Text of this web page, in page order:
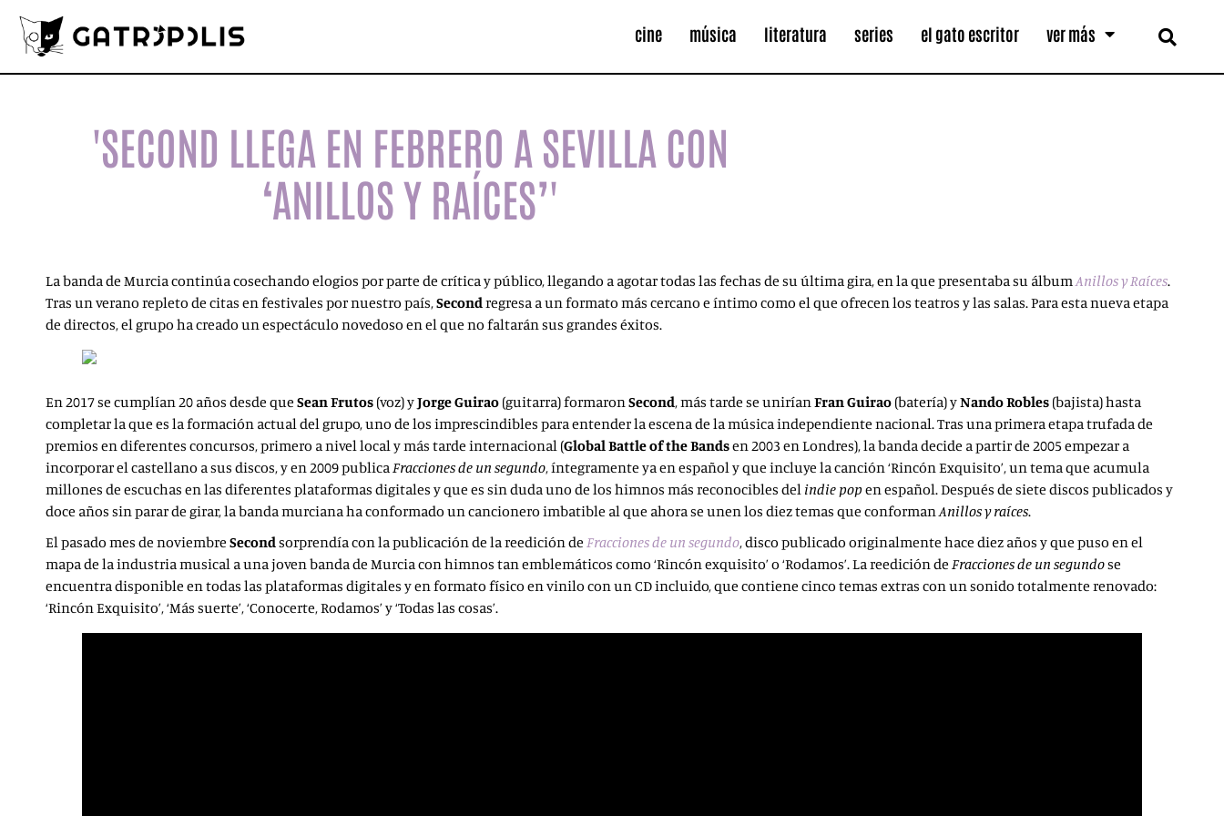
cine música literatura series el gato escritor ver más
'SECOND LLEGA EN FEBRERO A SEVILLA CON
‘ANILLOS Y RAÍCES’'
La banda de Murcia continúa cosechando elogios por parte de crítica y público, llegando a agotar todas las fechas de su última gira, en la que presentaba su álbumAnillos y Raíces.
Tras un verano repleto de citas en festivales por nuestro país,Secondregresa a un formato más cercano e íntimo como el que ofrecen los teatros y las salas. Para esta nueva etapa
de directos, el grupo ha creado un espectáculo novedoso en el que no faltarán sus grandes éxitos.
En 2017 se cumplían 20 años desde que Sean Frutos (voz) yJorge Guirao (guitarra) formaronSecond, más tarde se uniríanFran Guirao (batería) yNando Robles (bajista) hasta
completar la que es la formación actual del grupo, uno de los imprescindibles para entender la escena de la música independiente nacional. Tras una primera etapa trufada de
premios en diferentes concursos, primero a nivel local y más tarde internacional (Global Battle of the Bandsen 2003 en Londres), la banda decide a partir de 2005 empezar a
incorporar el castellano a sus discos, y en 2009 publicaFracciones de un segundo, íntegramente ya en español y que incluye la canción ‘Rincón Exquisito’, un tema que acumula
millones de escuchas en las diferentes plataformas digitales y que es sin duda uno de los himnos más reconocibles del indie pop en español. Después de siete discos publicados y
doce años sin parar de girar, la banda murciana ha conformado un cancionero imbatible al que ahora se unen los diez temas que conformanAnillos y raíces.
El pasado mes de noviembre Secondsorprendía con la publicación de la reedición de Fracciones de un segundo, disco publicado originalmente hace diez años y que puso en el
mapa de la industria musical a una joven banda de Murcia con himnos tan emblemáticos como ‘Rincón exquisito’ o ‘Rodamos’. La reedición de Fracciones de un segundose
encuentra disponible en todas las plataformas digitales y en formato físico en vinilo con un CD incluido, que contiene cinco temas extras con un sonido totalmente renovado:
‘Rincón Exquisito’, ‘Más suerte’, ‘Conocerte, Rodamos’ y ‘Todas las cosas’.